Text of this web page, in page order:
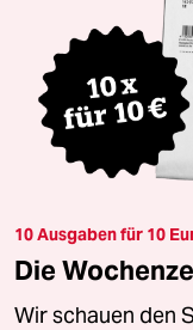
10 Ausgaben für 10
Die
Wir schauen den